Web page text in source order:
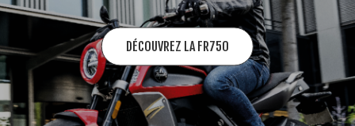
DÉCOUVREZ LA FR750